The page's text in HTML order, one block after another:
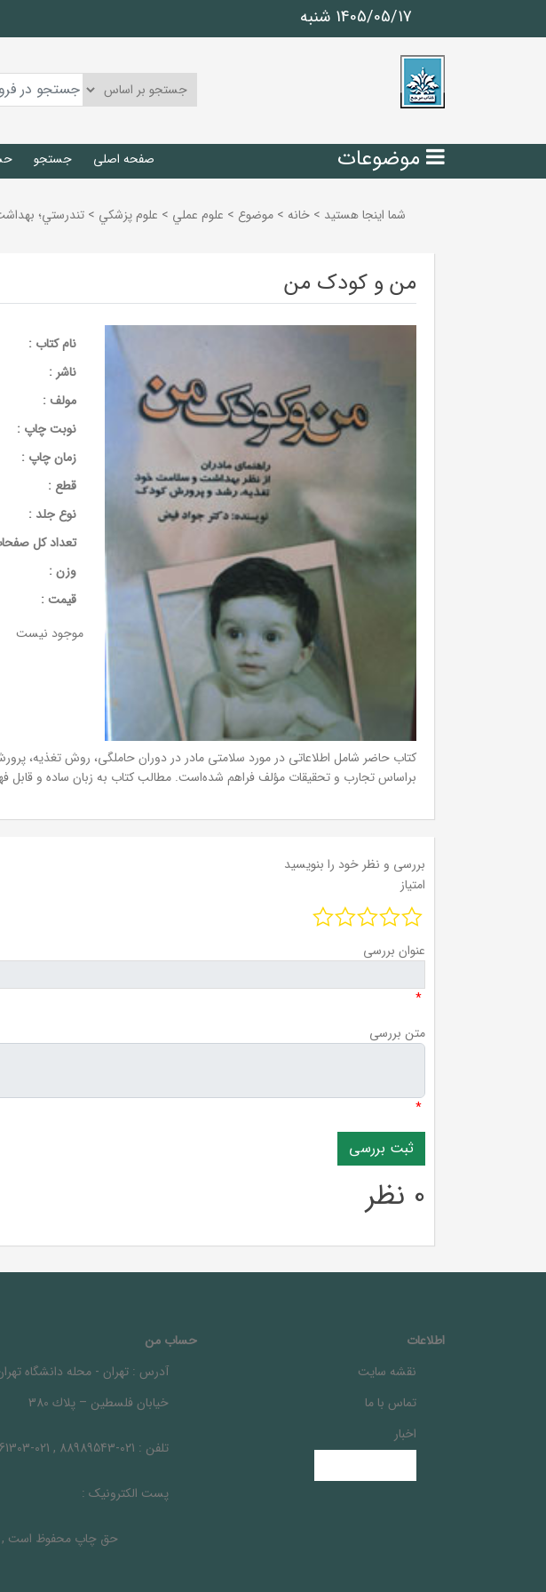
1405/05/17 شنبه
موضوعات صفحه اصلی جستجو
شما اینجا هستید > خانه > موضوع > علوم عملي > علوم پزشكي > تندرستي؛
من و کودک من
نام کتاب :
ناشر :
مولف :
نوبت چاپ :
زمان چاپ :
قطع :
نوع جلد :
تعداد کل
وزن :
قيمت :
موجود نیست
کتاب حاضر شامل اطلاعاتی در مورد سلامتی مادر در دوران حاملگی، روش تغذیه،
براساس تجارب و تحقیقات مؤلف فراهم شده‌است. مطالب کتاب به زبان ساده و قابل
بررسی و نظر خود را بنویسید
امتیاز
عنوان بررسی
*
متن بررسی
*
0 نظر
اطلاعات
نقشه سایت
تماس با ما
اخبار
حساب من
آدرس : تهران - محله دانشگاه
خيابان فلسطين – پلاك 380
تلفن : 021-88989543 , 021-88961303
پست الکترونیک :
حق چاپ محفوظ است